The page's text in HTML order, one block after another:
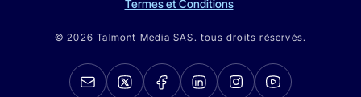
Termes et Conditions
© 2026 Talmont Media SAS. tous droits réservés.